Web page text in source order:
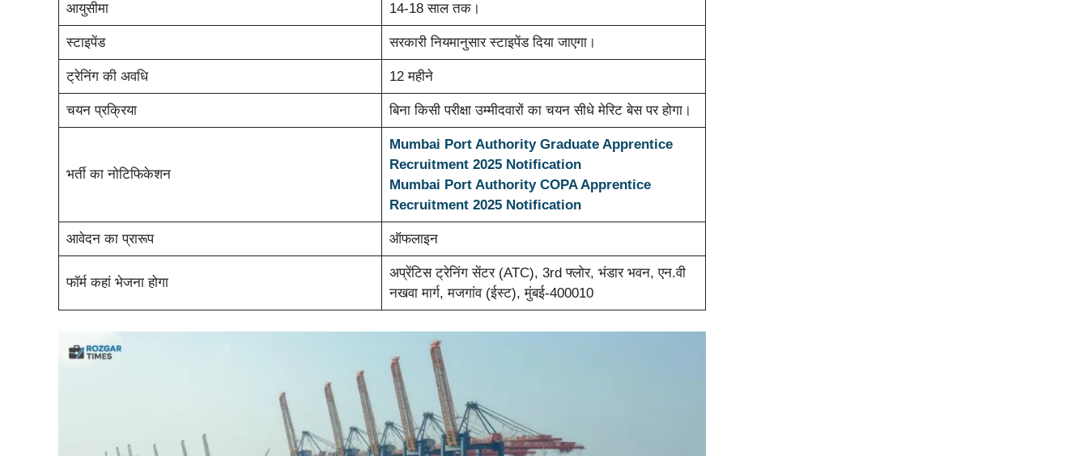
आयुसीमा 14-18 साल तक।
स्टाइपेंड सरकारी नियमानुसार स्टाइपेंड दिया जाएगा।
ट्रेनिंग की अवधि 12 महीने
चयन प्रक्रिया बिना किसी परीक्षा उम्मीदवारों का चयन सीधे मेरिट बेस पर होगा।
भर्ती का नोटिफिकेशन
Mumbai Port Authority Graduate Apprentice
Recruitment 2025 Notification
Mumbai Port Authority COPA Apprentice
Recruitment 2025 Notification
आवेदन का प्रारूप ऑफलाइन
फॉर्म कहां भेजना होगा
अप्रेंटिस ट्रेनिंग सेंटर (ATC), 3rd फ्लोर, भंडार भवन, एन.वी
नखवा मार्ग, मजगांव (ईस्ट), मुंबई-400010